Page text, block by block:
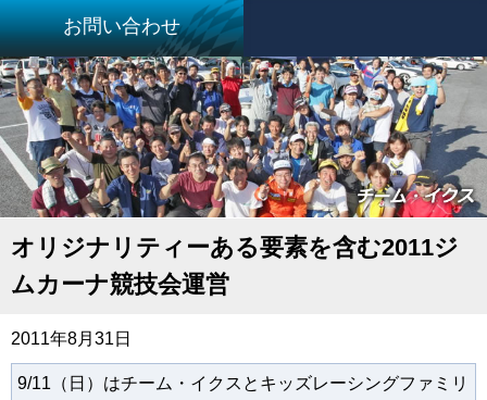
お問い合わせ
オリジナリティーある要素を含む2011ジ
ムカーナ競技会運営
2011年8月31日
9/11（日）はチーム・イクスとキッズレーシングファミリ